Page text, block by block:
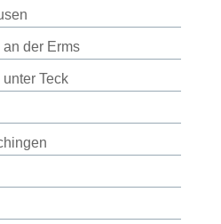
der Erms
Teck